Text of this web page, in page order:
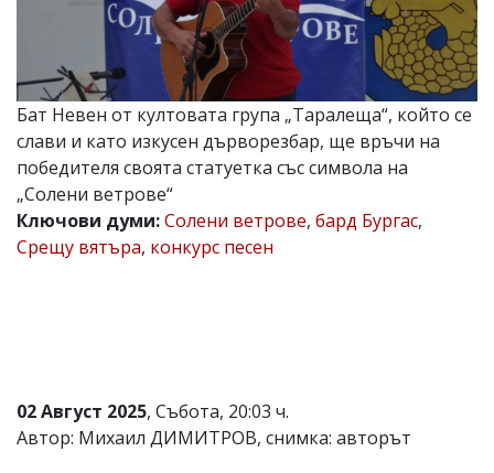
Колев,
email:
office@flagman.bg
Коментарите
под
статиите
се
въвеждат
за
тях!
Ако
Бат Невен от култовата група „Таралеща“, който се
слави и като изкусен дърворезбар, ще връчи на
победителя своята статуетка със символа на
„Солени ветрове“
Ключови думи:Солени ветрове, бард Бургас,
Срещу вятъра, конкурс песен
02 Август 2025, Събота, 20:03 ч.
Автор: Михаил ДИМИТРОВ, снимка: авторът